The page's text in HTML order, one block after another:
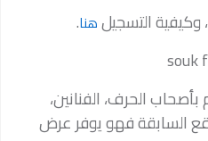
وكيفية التسجيلهنا.
الحرف، الفنانين،
السابقة فهو يوفر عرض